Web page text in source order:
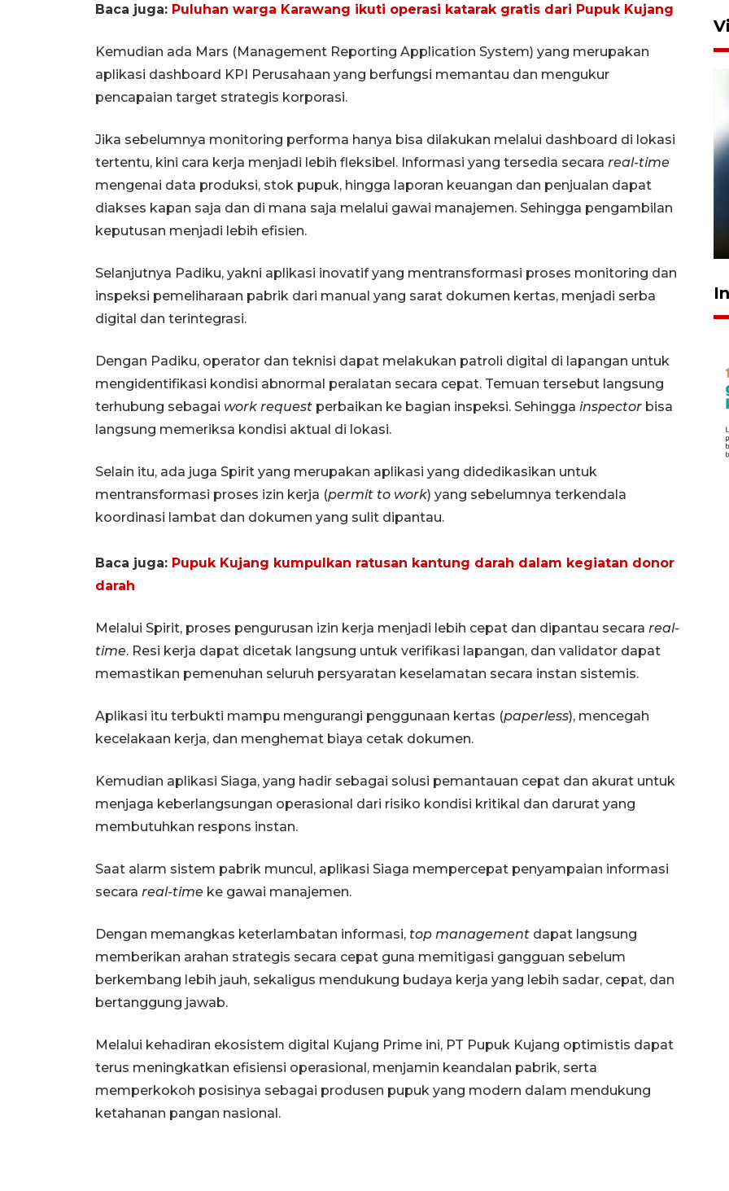
Baca juga: Puluhan warga Karawang ikuti operasi katarak gratis dari Pupuk Kujang
Kemudian ada Mars (Management Reporting Application System) yang merupakan
aplikasi dashboard KPI Perusahaan yang berfungsi memantau dan mengukur
pencapaian target strategis korporasi.
Jika sebelumnya monitoring performa hanya bisa dilakukan melalui dashboard di lokasi
tertentu, kini cara kerja menjadi lebih fleksibel. Informasi yang tersedia secara real-time
mengenai data produksi, stok pupuk, hingga laporan keuangan dan penjualan dapat
diakses kapan saja dan di mana saja melalui gawai manajemen. Sehingga pengambilan
keputusan menjadi lebih efisien.
Selanjutnya Padiku, yakni aplikasi inovatif yang mentransformasi proses monitoring dan
inspeksi pemeliharaan pabrik dari manual yang sarat dokumen kertas, menjadi serba
digital dan terintegrasi.
Dengan Padiku, operator dan teknisi dapat melakukan patroli digital di lapangan untuk
mengidentifikasi kondisi abnormal peralatan secara cepat. Temuan tersebut langsung
terhubung sebagai work request perbaikan ke bagian inspeksi. Sehingga inspector bisa
langsung memeriksa kondisi aktual di lokasi.
Selain itu, ada juga Spirit yang merupakan aplikasi yang didedikasikan untuk
mentransformasi proses izin kerja (permit to work) yang sebelumnya terkendala
koordinasi lambat dan dokumen yang sulit dipantau.
Baca juga: Pupuk Kujang kumpulkan ratusan kantung darah dalam kegiatan donor
darah
Melalui Spirit, proses pengurusan izin kerja menjadi lebih cepat dan dipantau secara real-
time. Resi kerja dapat dicetak langsung untuk verifikasi lapangan, dan validator dapat
memastikan pemenuhan seluruh persyaratan keselamatan secara instan sistemis.
Aplikasi itu terbukti mampu mengurangi penggunaan kertas (paperless), mencegah
kecelakaan kerja, dan menghemat biaya cetak dokumen.
Kemudian aplikasi Siaga, yang hadir sebagai solusi pemantauan cepat dan akurat untuk
menjaga keberlangsungan operasional dari risiko kondisi kritikal dan darurat yang
membutuhkan respons instan.
Saat alarm sistem pabrik muncul, aplikasi Siaga mempercepat penyampaian informasi
secara real-time ke gawai manajemen.
Dengan memangkas keterlambatan informasi, top management dapat langsung
memberikan arahan strategis secara cepat guna memitigasi gangguan sebelum
berkembang lebih jauh, sekaligus mendukung budaya kerja yang lebih sadar, cepat, dan
bertanggung jawab.
Melalui kehadiran ekosistem digital Kujang Prime ini, PT Pupuk Kujang optimistis dapat
terus meningkatkan efisiensi operasional, menjamin keandalan pabrik, serta
memperkokoh posisinya sebagai produsen pupuk yang modern dalam mendukung
ketahanan pangan nasional.
Pelanggan Filaha Farm setia
sampai 8 tahan?
Vaksin HPV untuk siswa laki-
laki